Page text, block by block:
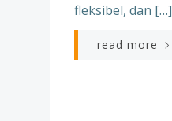
fleksibel, dan […]
read more